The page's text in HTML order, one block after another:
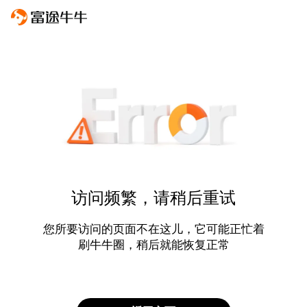
访问频繁，请稍后重试
您所要访问的页面不在这儿，它可能正忙着
刷牛牛圈，稍后就能恢复正常